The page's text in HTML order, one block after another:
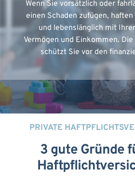
Wenn Sie vorsätzlich oder
einen Schaden zufügen,
und lebenslänglich mit
Vermögen und Einkommen.
schützt Sie vor den
PRIVATE
3 gute Gründe